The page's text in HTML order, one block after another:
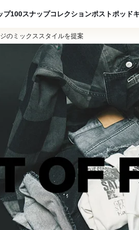
プ100スナップコレクションポストポッド
のミックススタイルを提案